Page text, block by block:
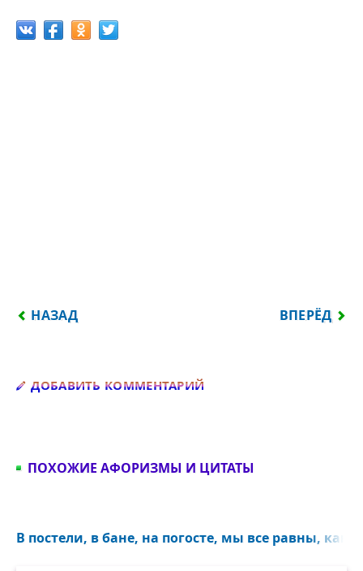
ПРЕДЫДУЩИЙ: ЧЕЛОВЕК НЕ ЗНАЕТ О ЧЁМ
НАЗАД ВПЕРЁД
ДОБАВИТЬ КОММЕНТАРИЙ
ПОХОЖИЕ АФОРИЗМЫ И ЦИТАТЫ
В постели, в бане, на погосте, мы все равны, как